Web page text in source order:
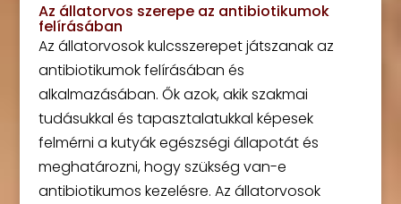
Az állatorvos szerepe az antibiotikumok
felírásában
Az állatorvosok kulcsszerepet játszanak az
antibiotikumok felírásában és
alkalmazásában. Ők azok, akik szakmai
tudásukkal és tapasztalatukkal képesek
felmérni a kutyák egészségi állapotát és
meghatározni, hogy szükség van-e
antibiotikumos kezelésre. Az állatorvosok